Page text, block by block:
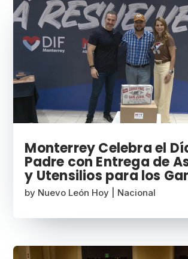
Monterrey Celebra el
Padre con Entrega de
y Utensilios para los
by Nuevo León Hoy Nacional